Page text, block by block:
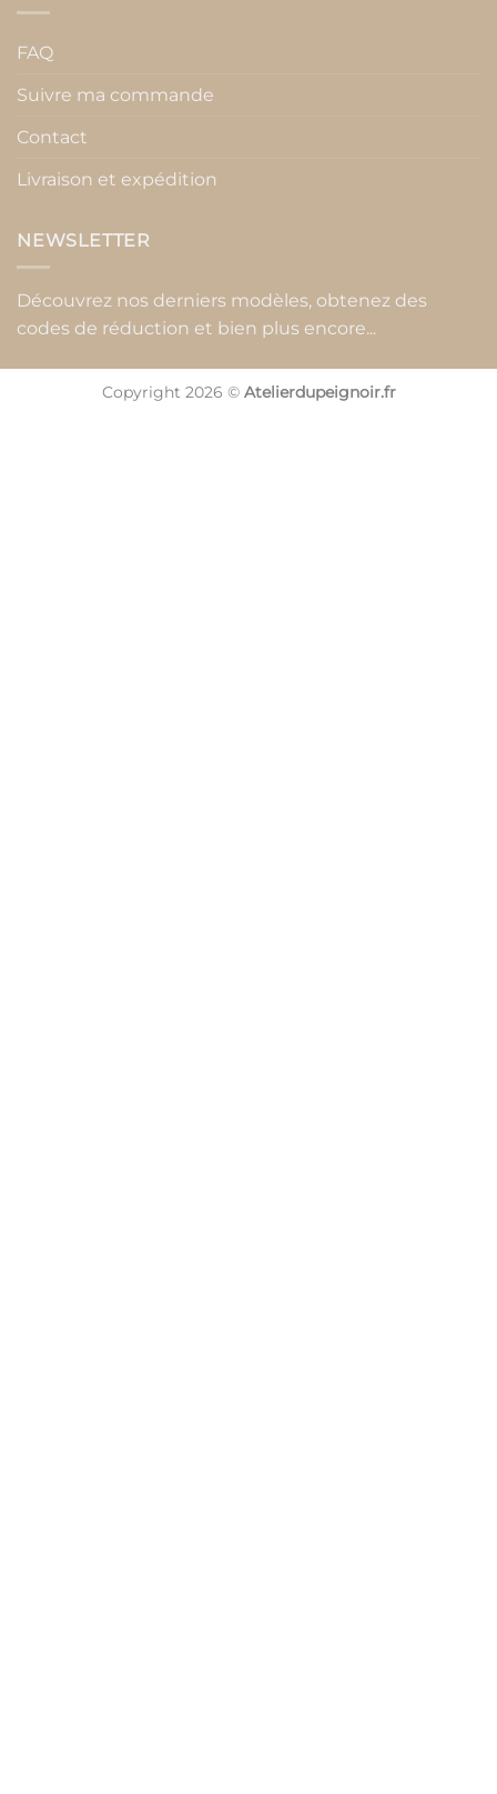
FAQ
Suivre ma commande
Contact
Livraison et expédition
NEWSLETTER
Découvrez nos derniers modèles, obtenez des
codes de réduction et bien plus encore...
Copyright 2026 © Atelierdupeignoir.fr